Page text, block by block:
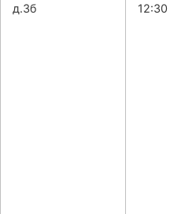
д.3б
12:30